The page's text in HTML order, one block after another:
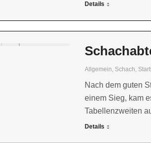
Details
Allgemein, Schach,
Nach dem guten
einem Sieg, kam
Tabellenzweiten
Details